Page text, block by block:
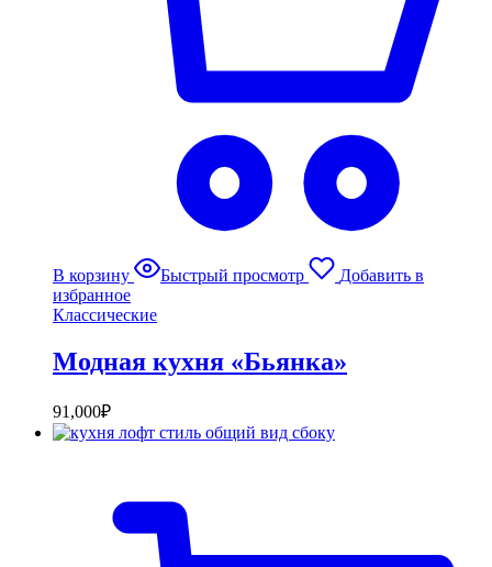
В корзину Быстрый просмотр
Добавить в
избранное
Классические
Модная кухня «Бьянка»
91,000₽